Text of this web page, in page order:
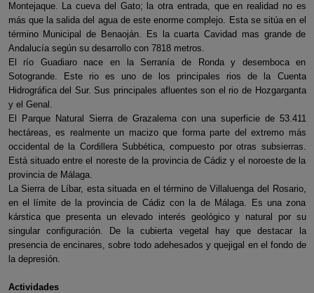
Montejaque. La cueva del Gato; la otra entrada, que en realidad no es
más que la salida del agua de este enorme complejo. Esta se sitúa en el
término Municipal de Benaoján. Es la cuarta Cavidad mas grande de
Andalucía según su desarrollo con 7818 metros.
El río Guadiaro nace en la Serranía de Ronda y desemboca en
Sotogrande. Este rio es uno de los principales rios de la Cuenta
Hidrográfica del Sur. Sus principales afluentes son el rio de Hozgarganta
y el Genal.
El Parque Natural Sierra de Grazalema con una superficie de 53.411
hectáreas, es realmente un macizo que forma parte del extremo más
occidental de la Cordillera Subbética, compuesto por otras subsierras.
Está situado entre el noreste de la provincia de Cádiz y el noroeste de la
provincia de Málaga.
La Sierra de Líbar, esta situada en el término de Villaluenga del Rosario,
en el límite de la provincia de Cádiz con la de Málaga. Es una zona
kárstica que presenta un elevado interés geológico y natural por su
singular configuración. De la cubierta vegetal hay que destacar la
presencia de encinares, sobre todo adehesados y quejigal en el fondo de
la depresión.
Actividades